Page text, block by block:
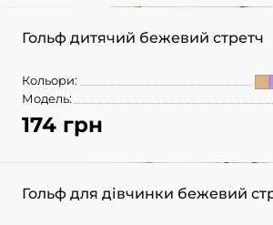
Гольф дитячий бежевий стретч
Кольори:
Модель:
174 грн
Гольф для дівчинки бежевий